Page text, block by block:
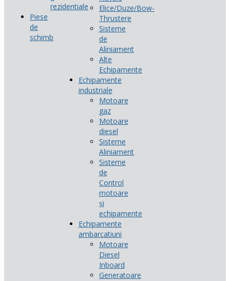
rezidentiale
Piese
de
schimb
Elice/Duze/Bow-
Thrustere
Sisteme
de
Aliniament
Alte
Echipamente
Echipamente
industriale
Motoare
gaz
Motoare
diesel
Sisteme
Aliniament
Sisteme
de
Control
motoare
și
echipamente
Echipamente
ambarcatiuni
Motoare
Diesel
Inboard
Generatoare